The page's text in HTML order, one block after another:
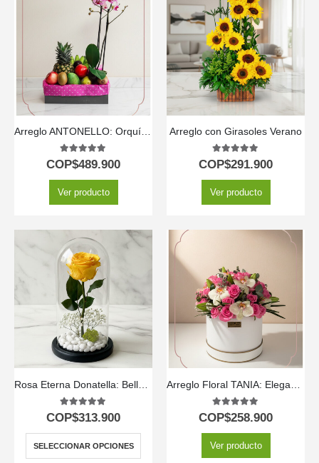
Arreglo ANTONELLO: Orquídea Phalaenopsis y Frutas Selectas 🌿
5.00out of 5
COP$489.900
Ver producto
Arreglo con Girasoles Verano
5.00out of 5
COP$291.900
Ver producto
Rosa Eterna Donatella: Belleza Inmortal en Domo de Cristal 🌹
5.00out of 5
COP$313.900
SELECCIONAR OPCIONES
Arreglo Floral TANIA: Elegancia en Caja con Rosas y Orquídeas 🤍
5.00out of 5
COP$258.900
Ver producto